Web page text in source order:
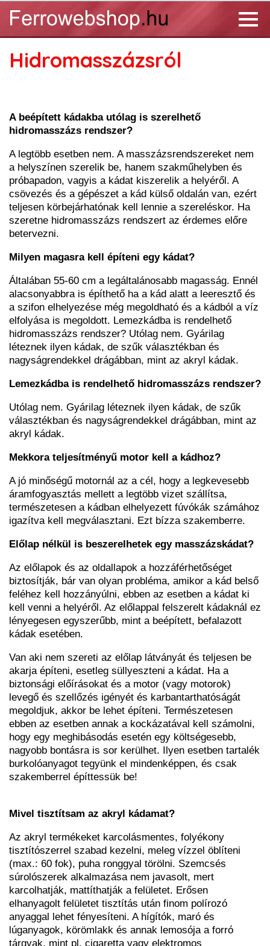
Hidromasszázsról
A beépített kádakba utólag is szerelhető
hidromasszázs rendszer?
A legtöbb esetben nem. A masszázsrendszereket nem
a helyszínen szerelik be, hanem szakműhelyben és
próbapadon, vagyis a kádat kiszerelik a helyéről. A
csövezés és a gépészet a kád külső oldalán van, ezért
teljesen körbejárhatónak kell lennie a szereléskor. Ha
szeretne hidromasszázs rendszert az érdemes előre
betervezni.
Milyen magasra kell építeni egy kádat?
Általában 55-60 cm a legáltalánosabb magasság. Ennél
alacsonyabbra is építhető ha a kád alatt a leeresztő és
a szifon elhelyezése még megoldható és a kádból a víz
elfolyása is megoldott. Lemezkádba is rendelhető
hidromasszázs rendszer? Utólag nem. Gyárilag
léteznek ilyen kádak, de szűk választékban és
nagyságrendekkel drágábban, mint az akryl kádak.
Lemezkádba is rendelhető hidromasszázs rendszer?
Utólag nem. Gyárilag léteznek ilyen kádak, de szűk
választékban és nagyságrendekkel drágábban, mint az
akryl kádak.
Mekkora teljesítményű motor kell a kádhoz?
A jó minőségű motornál az a cél, hogy a legkevesebb
áramfogyasztás mellett a legtöbb vizet szállítsa,
természetesen a kádban elhelyezett fúvókák számához
igazítva kell megválasztani. Ezt bízza szakemberre.
Előlap nélkül is beszerelhetek egy masszázskádat?
Az előlapok és az oldallapok a hozzáférhetőséget
biztosítják, bár van olyan probléma, amikor a kád belső
feléhez kell hozzányúlni, ebben az esetben a kádat ki
kell venni a helyéről. Az előlappal felszerelt kádaknál ez
lényegesen egyszerűbb, mint a beépített, befalazott
kádak esetében.
Van aki nem szereti az előlap látványát és teljesen be
akarja építeni, esetleg süllyeszteni a kádat. Ha a
biztonsági előírásokat és a motor (vagy motorok)
levegő és szellőzés igényét és karbantarthatóságát
megoldjuk, akkor be lehet építeni. Természetesen
ebben az esetben annak a kockázatával kell számolni,
hogy egy meghibásodás esetén egy költségesebb,
nagyobb bontásra is sor kerülhet. Ilyen esetben tartalék
burkolóanyagot tegyünk el mindenképpen, és csak
szakemberrel építtessük be!
Mivel tisztítsam az akryl kádamat?
Az akryl termékeket karcolásmentes, folyékony
tisztítószerrel szabad kezelni, meleg vízzel öblíteni
(max.: 60 fok), puha ronggyal törölni. Szemcsés
súrolószerek alkalmazása nem javasolt, mert
karcolhatják, mattíthatják a felületet. Erősen
elhanyagolt felületet tisztítás után finom polírozó
anyaggal lehet fényesíteni. A hígítók, maró és
lúganyagok, körömlakk és annak lemosója a forró
tárgyak, mint pl. cigaretta vagy elektromos